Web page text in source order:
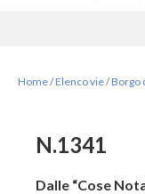
Home/Elenco vie/Borgo
N.1341
Dalle “Cose